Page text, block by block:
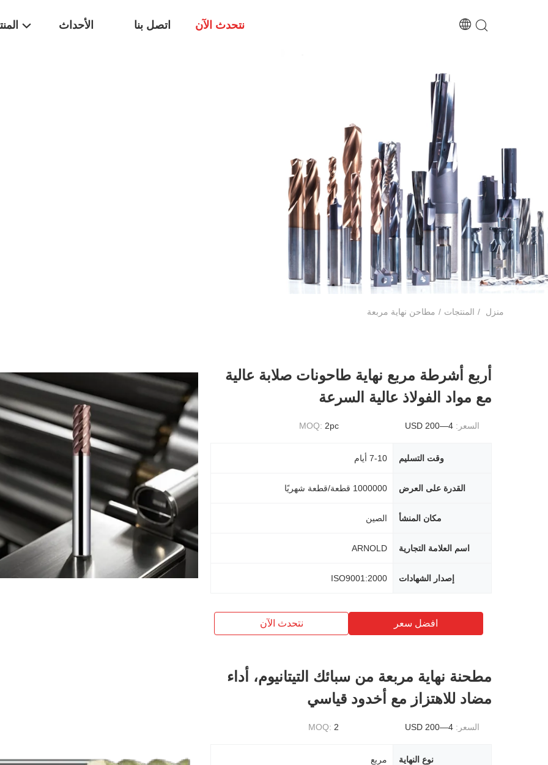
الأحداث اتصل بنا نتحدث الآن
منزل / المنتجات / مطاحن نهاية مربعة
أربع أشرطة مربع نهاية طاحونات صلابة عالية
مع مواد الفولاذ عالية السرعة
السعر: 4—200 USD
MOQ: 2pc
وقت التسليم 7-10 أيام
القدرة على العرض 1000000 قطعة/قطعة شهريًا
مكان المنشأ الصين
اسم العلامة التجارية ARNOLD
إصدار الشهادات ISO9001:2000
افضل سعر نتحدث الآن
مطحنة نهاية مربعة من سبائك التيتانيوم، أداء
مضاد للاهتزاز مع أخدود قياسي
السعر: 4—200 USD
MOQ: 2
نوع النهاية مربع